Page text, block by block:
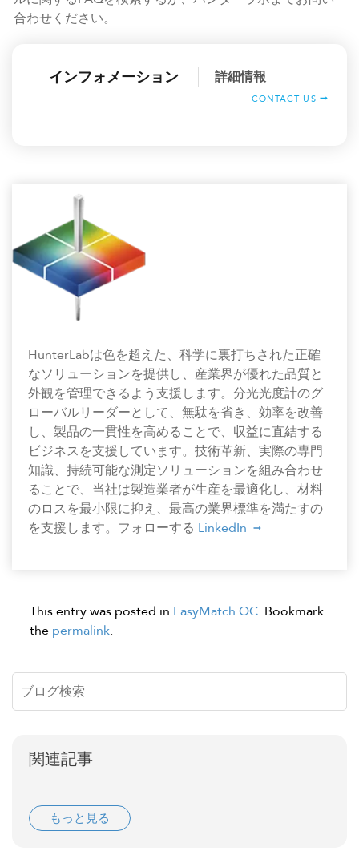
合わせください。
インフォメーション 詳細情報
CONTACT US
HunterLabは色を超えた、科学に裏打ちされた正確
なソリューションを提供し、産業界が優れた品質と
外観を管理できるよう支援します。分光光度計のグ
ローバルリーダーとして、無駄を省き、効率を改善
し、製品の一貫性を高めることで、収益に直結する
ビジネスを支援しています。技術革新、実際の専門
知識、持続可能な測定ソリューションを組み合わせ
ることで、当社は製造業者が生産を最適化し、材料
のロスを最小限に抑え、最高の業界標準を満たすの
を支援します。フォローする LinkedIn
This entry was posted in EasyMatch QC. Bookmark
the permalink.
関連記事
もっと見る